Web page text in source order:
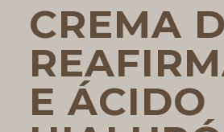
CREMA
E ÁCIDO